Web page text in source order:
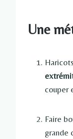
Une
couper
Faire
grande